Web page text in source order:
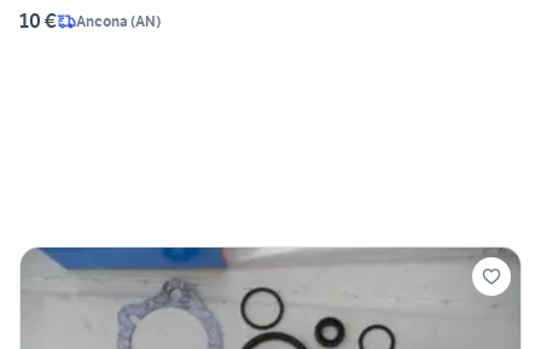
10 € Ancona (AN)